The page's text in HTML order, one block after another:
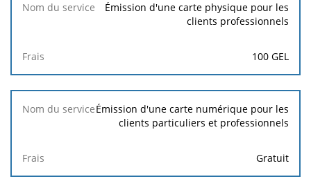
Émission d'une carte physique pour les
clients professionnels
100 GEL
Émission d'une carte numérique pour les
clients particuliers et professionnels
Gratuit